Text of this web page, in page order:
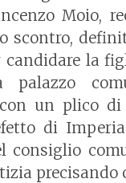
Moio,
scontro,
la
palazzo
con un plico
di
consiglio